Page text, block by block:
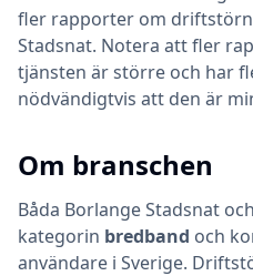
fler rapporter om
Stadsnat. Notera att fler
tjänsten är större och har
nödvändigtvis att den är
Om branschen
Båda Borlange Stadsnat och
kategorin bredband och
användare i Sverige.